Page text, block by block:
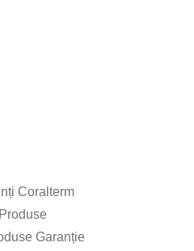
Coralterm
Garanție